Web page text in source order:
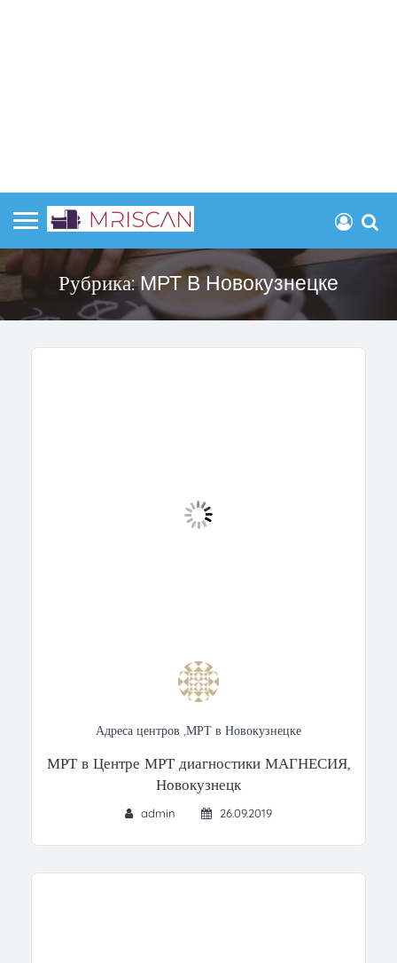
Рубрика:МРТ В Новокузнецке
Адреса центров ,МРТ в Новокузнецке
МРТ в Центре МРТ диагностики МАГНЕСИЯ,
Новокузнецк
admin 26.09.2019